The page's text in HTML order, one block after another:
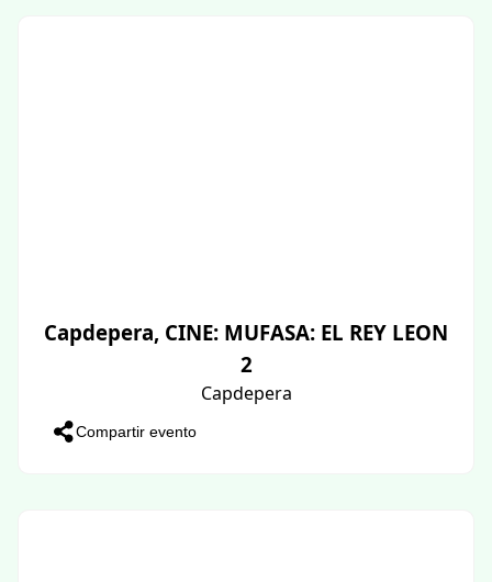
Capdepera, CINE: MUFASA: EL REY LEON
2
Capdepera
Compartir evento